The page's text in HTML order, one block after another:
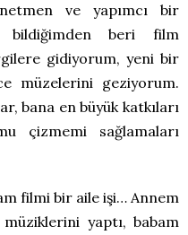
ve yapımcı bir
bildiğimden beri film
gidiyorum, yeni bir
müzelerini geziyorum.
bana en büyük katkıları
çizmemi sağlamaları
filmi bir aile işi… Annem
yaptı, babam